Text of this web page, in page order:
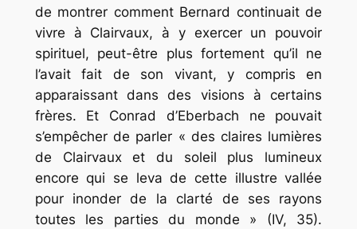
de montrer comment Bernard continuait de
vivre à Clairvaux, à y exercer un pouvoir
spirituel, peut-être plus fortement qu’il ne
l’avait fait de son vivant, y compris en
apparaissant dans des visions à certains
frères. Et Conrad d’Eberbach ne pouvait
s’empêcher de parler « des claires lumières
de Clairvaux et du soleil plus lumineux
encore qui se leva de cette illustre vallée
pour inonder de la clarté de ses rayons
toutes les parties du monde » (IV, 35).